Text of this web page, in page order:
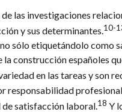
las investigaciones
y sus determinantes.10-
sólo etiquetándolo como
la construcción españoles
en las tareas y son
responsabilidad
satisfacción laboral.18 Y